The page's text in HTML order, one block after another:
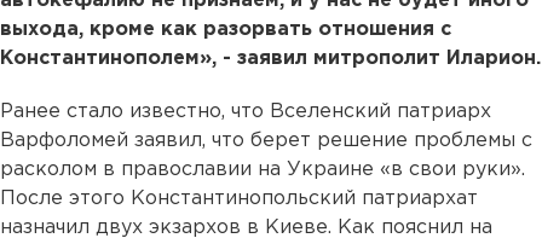
выхода, кроме как разорвать отношения с
Константинополем», - заявил митрополит Иларион.
Ранее стало известно, что Вселенский патриарх
Варфоломей заявил, что берет решение проблемы с
расколом в православии на Украине «в свои руки».
После этого Константинопольский патриархат
назначил двух экзархов в Киеве. Как пояснил на